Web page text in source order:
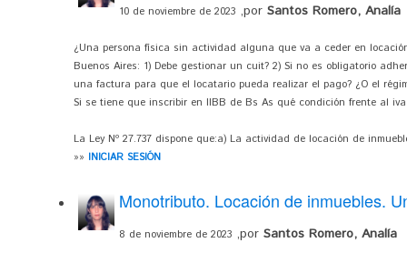
10 de noviembre de 2023 ,por Santos Romero, Analía
¿Una persona física sin actividad alguna que va a ceder en
Buenos Aires: 1) Debe gestionar un cuit? 2) Si no es obligatorio
una factura para que el locatario pueda realizar el pago? ¿O el
Si se tiene que inscribir en IIBB de Bs As qué condición frente al
La Ley Nº 27.737 dispone que:a) La actividad de locación de
»» INICIAR SESIÓN
Monotributo. Locación de inmuebles.
8 de noviembre de 2023 ,por Santos Romero, Analía